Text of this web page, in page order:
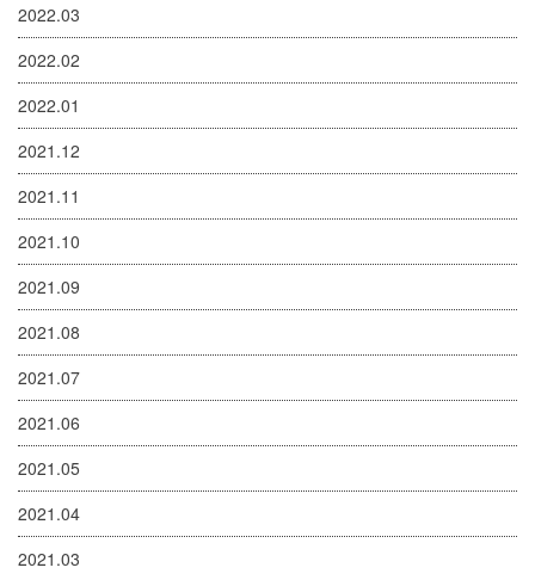
2022.03
2022.02
2022.01
2021.12
2021.11
2021.10
2021.09
2021.08
2021.07
2021.06
2021.05
2021.04
2021.03